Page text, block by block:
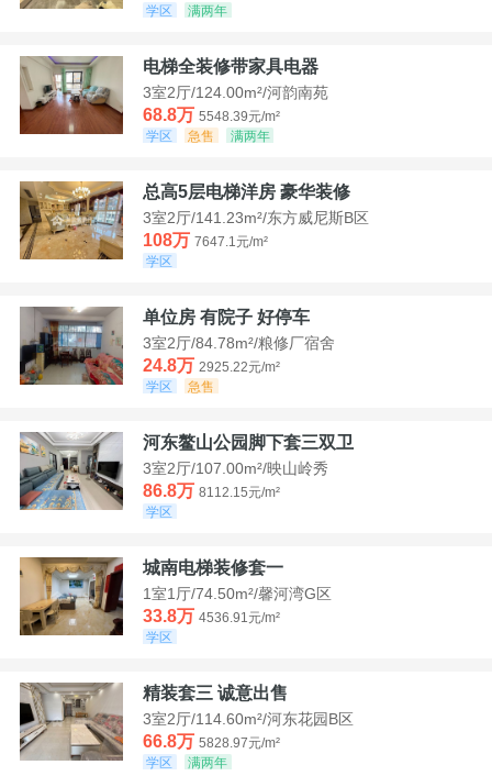
学区
满两年
电梯全装修带家具电器
3室2厅/124.00m²/河韵南苑
68.8万 5548.39元/m²
学区
急售 满两年
总高5层电梯洋房 豪华装修
3室2厅/141.23m²/东方威尼斯B区
108万 7647.1元/m²
学区
单位房 有院子 好停车
3室2厅/84.78m²/粮修厂宿舍
24.8万 2925.22元/m²
学区
急售
河东鳌山公园脚下套三双卫
3室2厅/107.00m²/映山岭秀
86.8万 8112.15元/m²
学区
城南电梯装修套一
1室1厅/74.50m²/馨河湾G区
33.8万 4536.91元/m²
学区
精装套三 诚意出售
3室2厅/114.60m²/河东花园B区
66.8万 5828.97元/m²
学区
满两年